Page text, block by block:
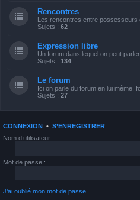
Rencontres
Les rencontres entre possesseurs
Sujets : 62
Expression libre
Un forum dans lequel on peut
Sujets : 134
Le forum
Ici on parle du forum en lui même,
Sujets : 27
CONNEXION • S’ENREGISTRER
Nom d’utilisateur :
Mot de passe :
J’ai oublié mon mot de passe